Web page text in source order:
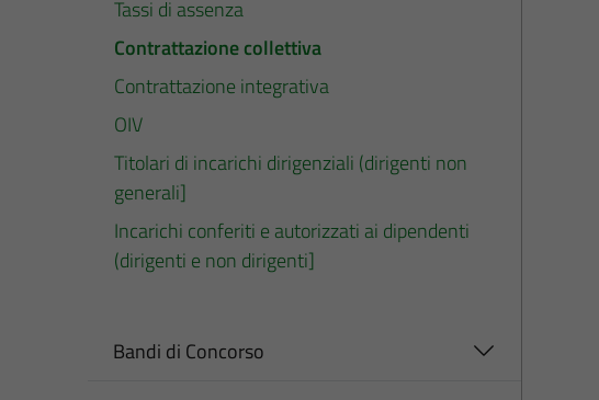
Tassi di assenza
Contrattazione collettiva
Contrattazione integrativa
OIV
Titolari di incarichi dirigenziali (dirigenti non
generali]
Incarichi conferiti e autorizzati ai dipendenti
(dirigenti e non dirigenti]
Bandi di Concorso